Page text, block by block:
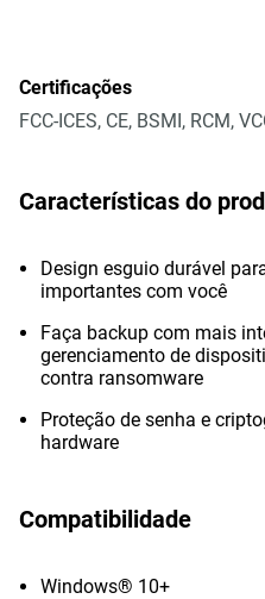
Certificações
FCC-ICES, CE, BSMI, RCM,
Características do
Design esguio durável
importantes com você
Faça backup com mais
gerenciamento de
contra ransomware
Proteção de senha e
hardware
Compatibilidade
Windows® 10+